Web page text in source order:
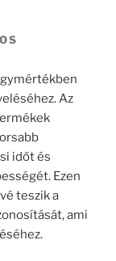
Az
időt és
Ezen
teszik a
ami